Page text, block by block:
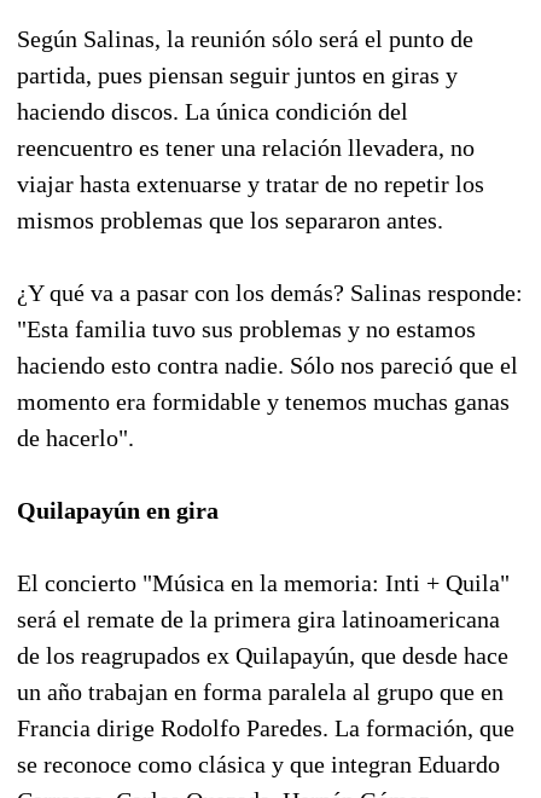
Según Salinas, la reunión sólo será el punto de
partida, pues piensan seguir juntos en giras y
haciendo discos. La única condición del
reencuentro es tener una relación llevadera, no
viajar hasta extenuarse y tratar de no repetir los
mismos problemas que los separaron antes.
¿Y qué va a pasar con los demás? Salinas responde:
"Esta familia tuvo sus problemas y no estamos
haciendo esto contra nadie. Sólo nos pareció que el
momento era formidable y tenemos muchas ganas
de hacerlo".
Quilapayún en gira
El concierto "Música en la memoria: Inti + Quila"
será el remate de la primera gira latinoamericana
de los reagrupados ex Quilapayún, que desde hace
un año trabajan en forma paralela al grupo que en
Francia dirige Rodolfo Paredes. La formación, que
se reconoce como clásica y que integran Eduardo